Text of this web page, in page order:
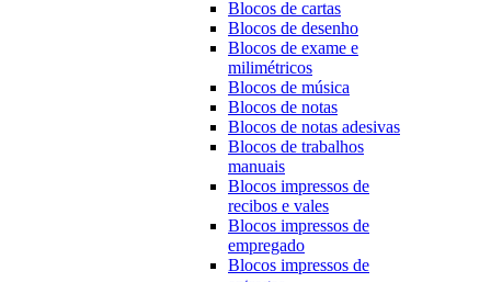
Blocos de cartas
Blocos de desenho
Blocos de exame e
milimétricos
Blocos de música
Blocos de notas
Blocos de notas adesivas
Blocos de trabalhos
manuais
Blocos impressos de
recibos e vales
Blocos impressos de
empregado
Blocos impressos de